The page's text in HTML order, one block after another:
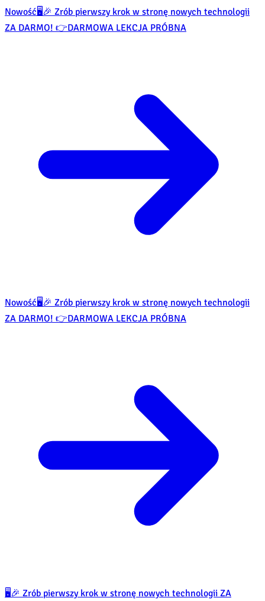
Nowość🖥️🎉 Zrób pierwszy krok w stronę nowych technologii
ZA DARMO! 👉DARMOWA LEKCJA PRÓBNA
Nowość🖥️🎉 Zrób pierwszy krok w stronę nowych technologii
ZA DARMO! 👉DARMOWA LEKCJA PRÓBNA
🖥️🎉 Zrób pierwszy krok w stronę nowych technologii ZA